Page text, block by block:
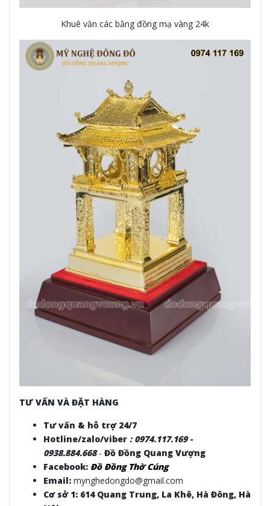
Khuê văn các bằng đồng mạ vàng 24k
TƯ VẤN VÀ ĐẶT HÀNG
Tư vấn & hỗ trợ 24/7
Hotline/zalo/viber : 0974.117.169 -
0938.884.668 - Đồ Đồng Quang Vượng
Facebook: Đồ Đồng Thờ Cúng
Email: mynghedongdo@gmail.com
Cơ sở 1: 614 Quang Trung, La Khê, Hà Đông, Hà